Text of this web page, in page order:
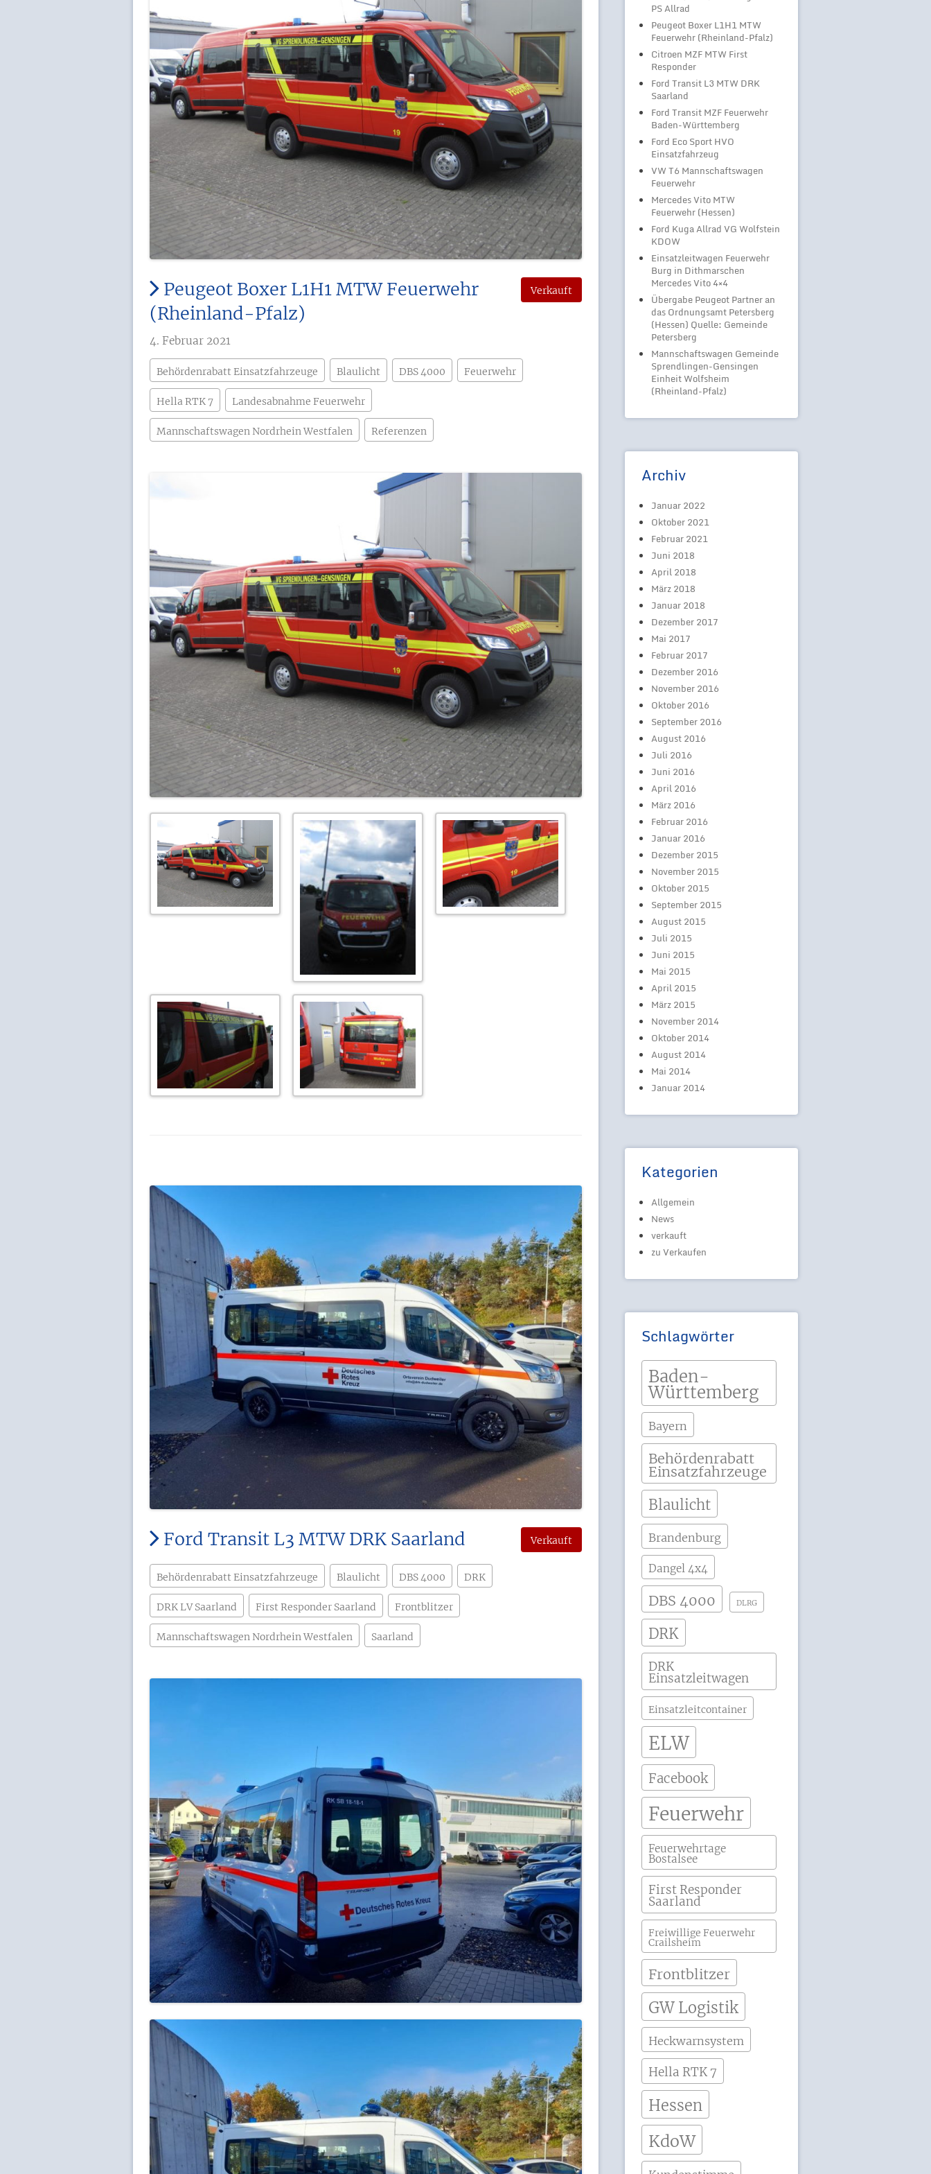
Verkauft
Peugeot Boxer L1H1 MTW Feuerwehr
(Rheinland-Pfalz)
4. Februar 2021
Behördenrabatt Einsatzfahrzeuge Blaulicht DBS 4000 Feuerwehr
Hella RTK 7 Landesabnahme Feuerwehr
Mannschaftswagen Nordrhein Westfalen Referenzen
Verkauft
Ford Transit L3 MTW DRK Saarland
Behördenrabatt Einsatzfahrzeuge Blaulicht DBS 4000 DRK
DRK LV Saarland First Responder Saarland Frontblitzer
Mannschaftswagen Nordrhein Westfalen Saarland
PS Allrad
Peugeot Boxer L1H1 MTW
Feuerwehr (Rheinland-Pfalz)
Citroen MZF MTW First
Responder
Ford Transit L3 MTW DRK
Saarland
Ford Transit MZF Feuerwehr
Baden-Württemberg
Ford Eco Sport HVO
Einsatzfahrzeug
VW T6 Mannschaftswagen
Feuerwehr
Mercedes Vito MTW
Feuerwehr (Hessen)
Ford Kuga Allrad VG Wolfstein
KDOW
Einsatzleitwagen Feuerwehr
Burg in Dithmarschen
Mercedes Vito 4×4
Übergabe Peugeot Partner an
das Ordnungsamt Petersberg
(Hessen) Quelle: Gemeinde
Petersberg
Mannschaftswagen Gemeinde
Sprendlingen-Gensingen
Einheit Wolfsheim
(Rheinland-Pfalz)
Archiv
Januar 2022
Oktober 2021
Februar 2021
Juni 2018
April 2018
März 2018
Januar 2018
Dezember 2017
Mai 2017
Februar 2017
Dezember 2016
November 2016
Oktober 2016
September 2016
August 2016
Juli 2016
Juni 2016
April 2016
März 2016
Februar 2016
Januar 2016
Dezember 2015
November 2015
Oktober 2015
September 2015
August 2015
Juli 2015
Juni 2015
Mai 2015
April 2015
März 2015
November 2014
Oktober 2014
August 2014
Mai 2014
Januar 2014
Kategorien
Allgemein
News
verkauft
zu Verkaufen
Schlagwörter
Baden-
Württemberg
Bayern
Behördenrabatt
Einsatzfahrzeuge
Blaulicht
Brandenburg
Dangel 4x4
DBS 4000 DLRG
DRK
DRK
Einsatzleitwagen
Einsatzleitcontainer
ELW
Facebook
Feuerwehr
Feuerwehrtage
Bostalsee
First Responder
Saarland
Freiwillige Feuerwehr
Crailsheim
Frontblitzer
GW Logistik
Heckwarnsystem
Hella RTK 7
Hessen
KdoW